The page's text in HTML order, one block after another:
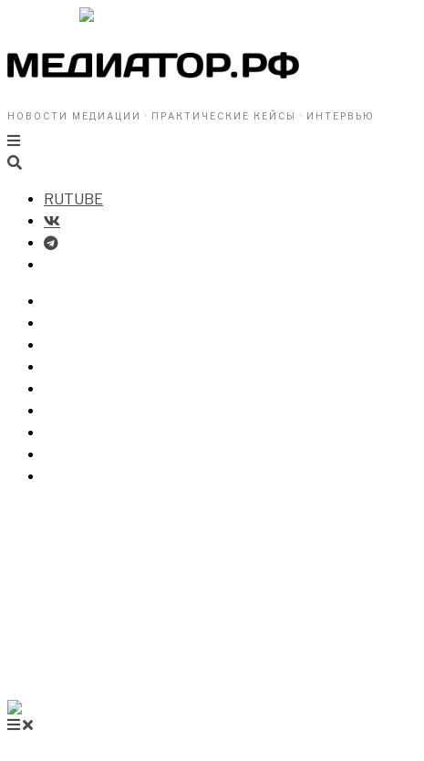
НОВОСТИ МЕДИАЦИИ · ПРАКТИЧЕСКИЕ КЕЙСЫ · ИНТЕРВЬЮ
RUTUBE